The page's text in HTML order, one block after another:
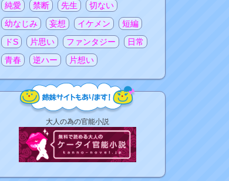
純愛
禁断 先生
切ない
幼なじみ
妄想 イケメン
短編
ドS
片思い ファンタジー
日常
青春
逆ハー 片想い
大人の為の官能小説